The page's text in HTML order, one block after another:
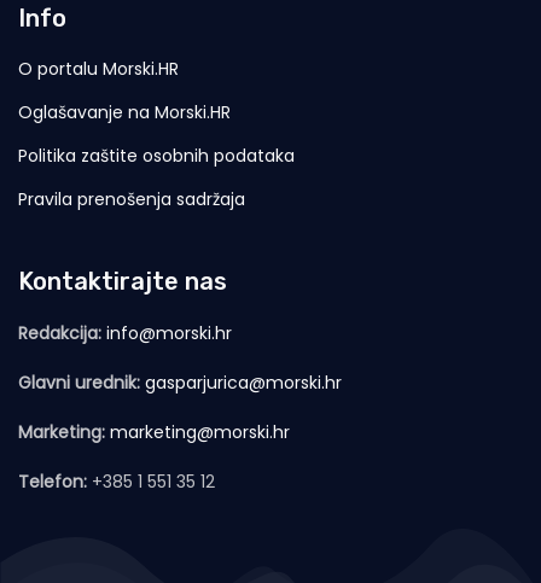
Info
O portalu Morski.HR
Oglašavanje na Morski.HR
Politika zaštite osobnih podataka
Pravila prenošenja sadržaja
Kontaktirajte nas
Redakcija: info@morski.hr
Glavni urednik: gasparjurica@morski.hr
Marketing: marketing@morski.hr
Telefon: +385 1 551 35 12